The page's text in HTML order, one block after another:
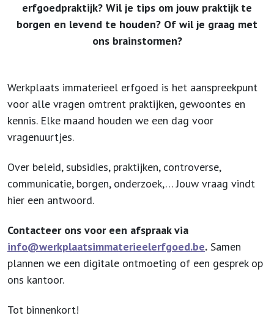
erfgoedpraktijk? Wil je tips om jouw praktijk te
borgen en levend te houden? Of wil je graag met
ons brainstormen?
Werkplaats immaterieel erfgoed is het aanspreekpunt
voor alle vragen omtrent praktijken, gewoontes en
kennis. Elke maand houden we een dag voor
vragenuurtjes.
Over beleid, subsidies, praktijken, controverse,
communicatie, borgen, onderzoek,… Jouw vraag vindt
hier een antwoord.
Contacteer ons voor een afspraak via
info@werkplaatsimmaterieelerfgoed.be. Samen
plannen we een digitale ontmoeting of een gesprek op
ons kantoor.
Tot binnenkort!